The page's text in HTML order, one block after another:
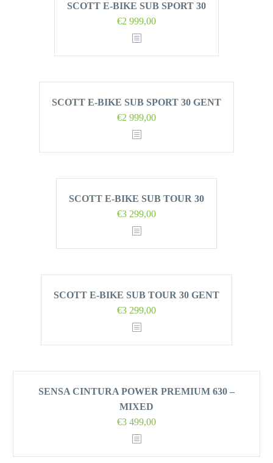
SCOTT E-BIKE SUB SPORT 30
€2 999,00
SCOTT E-BIKE SUB SPORT 30 GENT
€2 999,00
SCOTT E-BIKE SUB TOUR 30
€3 299,00
SCOTT E-BIKE SUB TOUR 30 GENT
€3 299,00
SENSA CINTURA POWER PREMIUM 630 –
MIXED
€3 499,00